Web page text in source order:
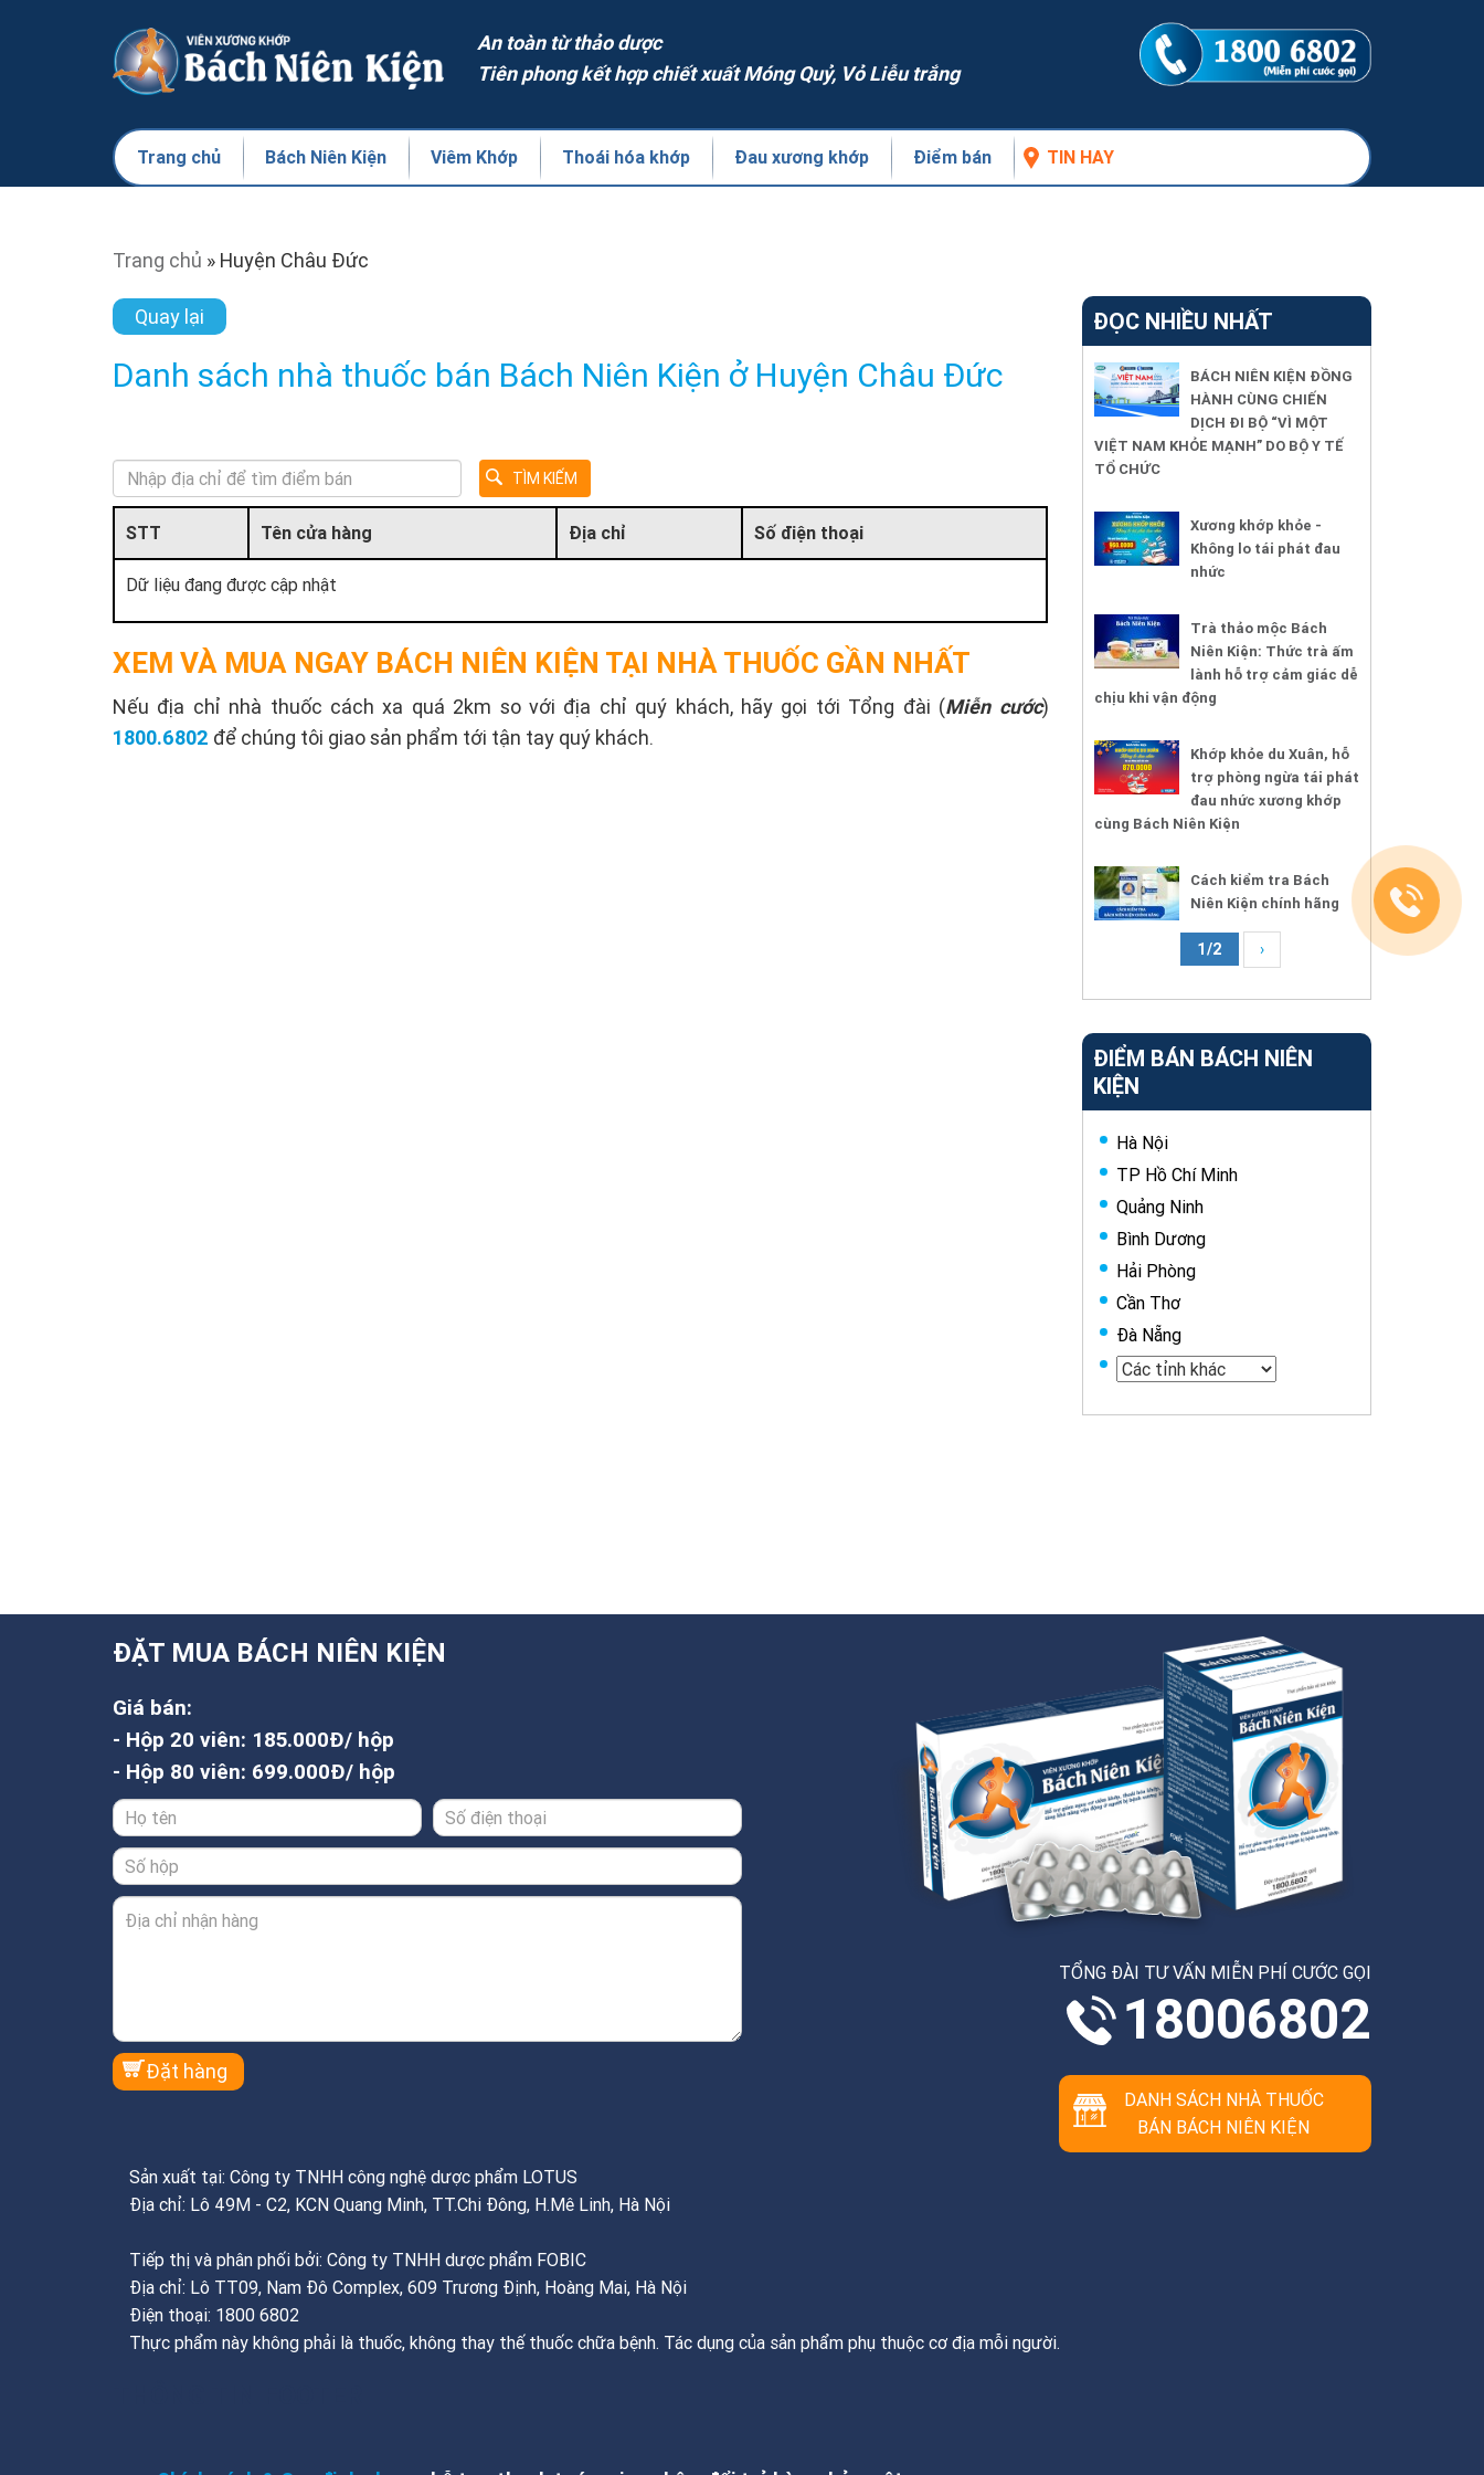
An toàn từ thảo dược
Tiên phong kết hợp chiết xuất Móng Quỷ, Vỏ Liễu trắng
Trang chủ Bách Niên Kiện Viêm Khớp Thoái hóa khớp Đau xương khớp Điểm bán TIN HAY
Trang chủ » Huyện Châu Đức
Quay lại
Danh sách nhà thuốc bán Bách Niên Kiện ở Huyện Châu Đức
STT Tên cửa hàng Địa chỉ Số điện thoại
Dữ liệu đang được cập nhật
XEM VÀ MUA NGAY BÁCH NIÊN KIỆN TẠI NHÀ THUỐC GẦN NHẤT
Nếu địa chỉ nhà thuốc cách xa quá 2km so với địa chỉ quý khách, hãy gọi tới Tổng đài (Miễn cước)
1800.6802 để chúng tôi giao sản phẩm tới tận tay quý khách.
ĐỌC NHIỀU NHẤT
BÁCH NIÊN KIỆN ĐỒNG
HÀNH CÙNG CHIẾN
DỊCH ĐI BỘ “VÌ MỘT
VIỆT NAM KHỎE MẠNH” DO BỘ Y TẾ
TỔ CHỨC
Xương khớp khỏe -
Không lo tái phát đau
nhức
Trà thảo mộc Bách
Niên Kiện: Thức trà ấm
lành hỗ trợ cảm giác dễ
chịu khi vận động
Khớp khỏe du Xuân, hỗ
trợ phòng ngừa tái phát
đau nhức xương khớp
cùng Bách Niên Kiện
Cách kiểm tra Bách
Niên Kiện chính hãng
1/2 ›
ĐIỂM BÁN BÁCH NIÊN
KIỆN
Hà Nội
TP Hồ Chí Minh
Quảng Ninh
Bình Dương
Hải Phòng
Cần Thơ
Đà Nẵng
TỔNG ĐÀI TƯ VẤN MIỄN PHÍ CƯỚC GỌI
18006802
DANH SÁCH NHÀ THUỐC
BÁN BÁCH NIÊN KIỆN
ĐẶT MUA BÁCH NIÊN KIỆN
Giá bán:
- Hộp 20 viên: 185.000Đ/ hộp
- Hộp 80 viên: 699.000Đ/ hộp
Sản xuất tại: Công ty TNHH công nghệ dược phẩm LOTUS
Địa chỉ: Lô 49M - C2, KCN Quang Minh, TT.Chi Đông, H.Mê Linh, Hà Nội
Tiếp thị và phân phối bởi: Công ty TNHH dược phẩm FOBIC
Địa chỉ: Lô TT09, Nam Đô Complex, 609 Trương Định, Hoàng Mai, Hà Nội
Điện thoại: 1800 6802
Thực phẩm này không phải là thuốc, không thay thế thuốc chữa bệnh. Tác dụng của sản phẩm phụ thuộc cơ địa mỗi người.